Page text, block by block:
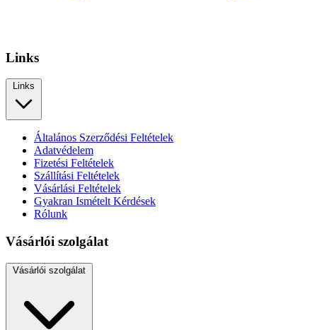
Links
Links
Általános Szerződési Feltételek
Adatvédelem
Fizetési Feltételek
Szállítási Feltételek
Vásárlási Feltételek
Gyakran Ismételt Kérdések
Rólunk
Vásárlói szolgálat
Vásárlói szolgálat